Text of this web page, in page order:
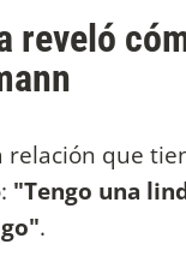
reveló
relación que
"Tengo una
.